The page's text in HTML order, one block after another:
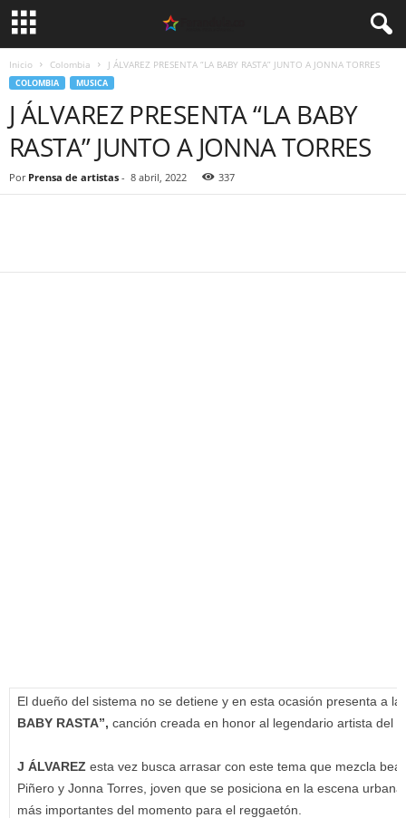
Inicio Colombia J ÁLVAREZ PRESENTA “LA BABY RASTA” JUNTO A JONNA TORRES
COLOMBIA MUSICA
J ÁLVAREZ PRESENTA “LA BABY
RASTA” JUNTO A JONNA TORRES
Por Prensa de artistas - 8 abril, 2022 337
El dueño del sistema no se detiene y en esta ocasión presenta a
BABY RASTA”, canción creada en honor al legendario artista del
J ÁLVAREZ esta vez busca arrasar con este tema que mezcla
Piñero y Jonna Torres, joven que se posiciona en la escena
más importantes del momento para el reggaetón.